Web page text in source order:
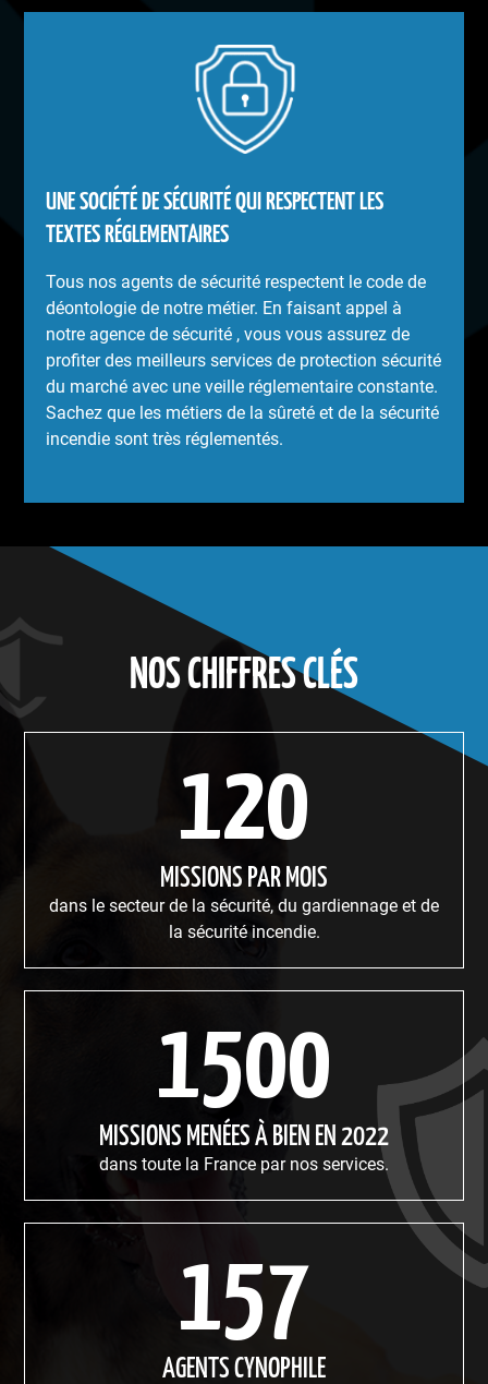
UNE SOCIÉTÉ DE SÉCURITÉ QUI RESPECTENT LES
TEXTES RÉGLEMENTAIRES
Tous nos agents de sécurité respectent le code de
déontologie de notre métier. En faisant appel à
notre agence de sécurité , vous vous assurez de
profiter des meilleurs services de protection sécurité
du marché avec une veille réglementaire constante.
Sachez que les métiers de la sûreté et de la sécurité
incendie sont très réglementés.
NOS CHIFFRES CLÉS
120
MISSIONS PAR MOIS
dans le secteur de la sécurité, du gardiennage et de
la sécurité incendie.
1500
MISSIONS MENÉES À BIEN EN 2022
dans toute la France par nos services.
157
AGENTS CYNOPHILE